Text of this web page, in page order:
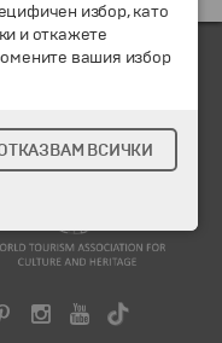
избор, като
и откажете
вашия избор
ВСИЧКИ